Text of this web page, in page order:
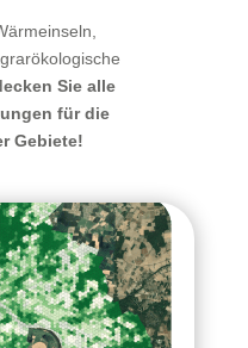
Sie alle
für die
Gebiete!